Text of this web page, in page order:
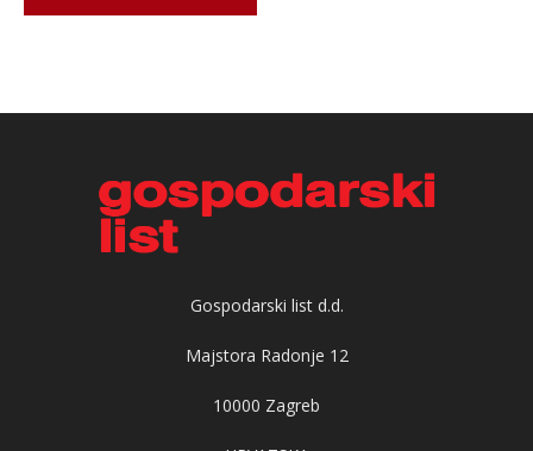
Gospodarski list d.d.
Majstora Radonje 12
10000 Zagreb